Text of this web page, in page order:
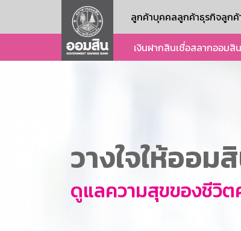
ลูกค้าบุคคลลูกค้าธุรกิจลูกค้
เงินฝากสินเชื่อสลากออมสิน
วางใจให้ออม
ดูแลความสุขของชีวิ